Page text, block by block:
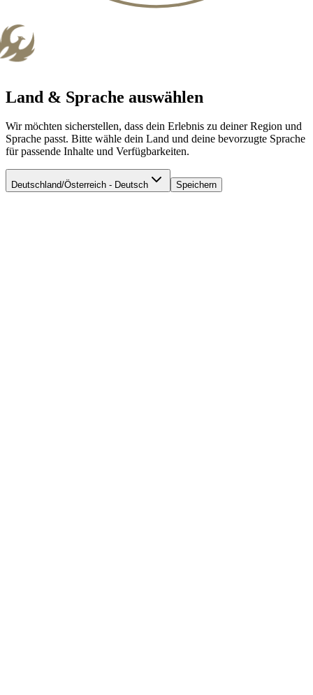
Land & Sprache auswählen
Wir möchten sicherstellen, dass dein Erlebnis zu deiner Region und
Sprache passt. Bitte wähle dein Land und deine bevorzugte Sprache
für passende Inhalte und Verfügbarkeiten.
Deutschland/Österreich - Deutsch Speichern